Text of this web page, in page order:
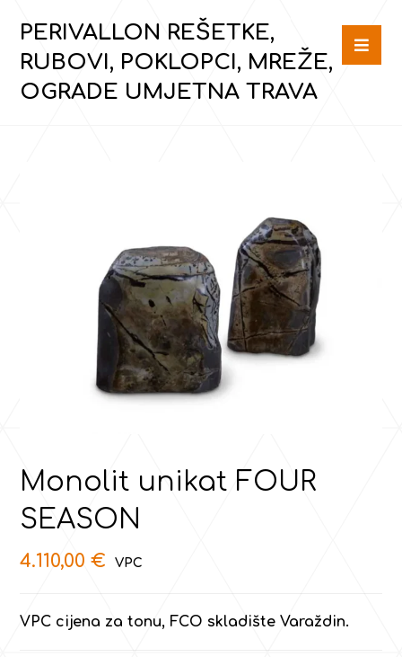
PERIVALLON REŠETKE,
RUBOVI, POKLOPCI, MREŽE,
OGRADE UMJETNA TRAVA
Monolit unikat FOUR
SEASON
4.110,00€
VPC cijena za tonu, FCO skladište Varaždin.